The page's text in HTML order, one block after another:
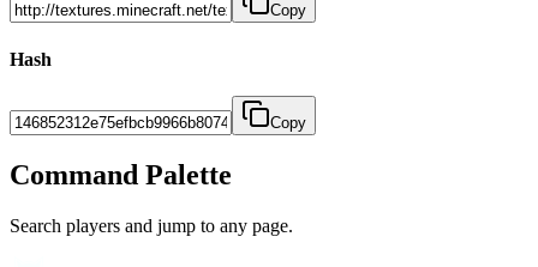
Copy
Hash
Copy
Command Palette
Search players and jump to any page.